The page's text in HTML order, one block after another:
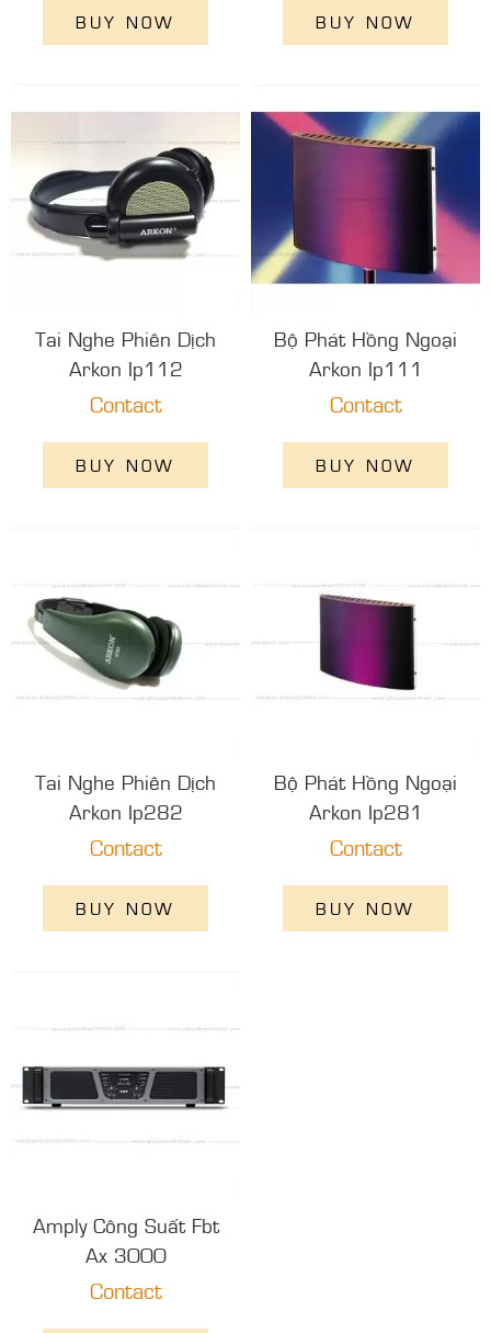
BUY NOW BUY NOW
Tai Nghe Phiên Dịch
Arkon Ip112
Contact
BUY NOW
Bộ Phát Hồng Ngoại
Arkon Ip111
Contact
BUY NOW
Tai Nghe Phiên Dịch
Arkon Ip282
Contact
BUY NOW
Bộ Phát Hồng Ngoại
Arkon Ip281
Contact
BUY NOW
Amply Công Suất Fbt
Ax 3000
Contact